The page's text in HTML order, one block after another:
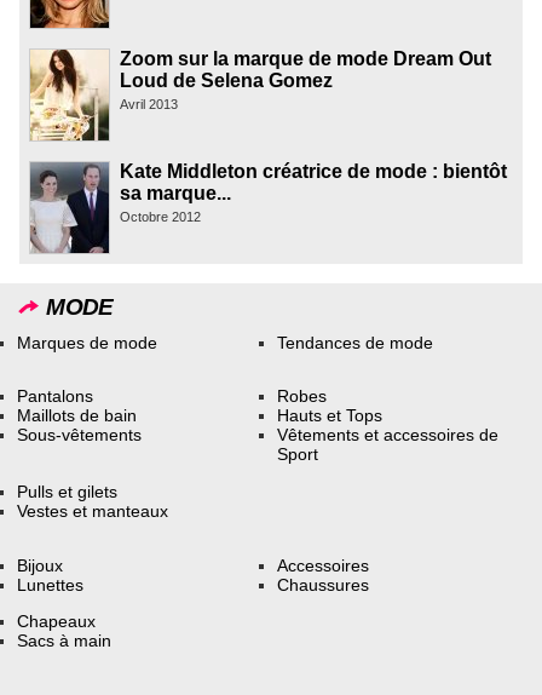
Zoom sur la marque de mode Dream Out
Loud de Selena Gomez
Avril 2013
Kate Middleton créatrice de mode : bientôt
sa marque...
Octobre 2012
MODE
Marques de mode Tendances de mode
Pantalons
Maillots de bain
Sous-vêtements
Robes
Hauts et Tops
Vêtements et accessoires de
Sport
Pulls et gilets
Vestes et manteaux
Bijoux
Lunettes
Accessoires
Chaussures
Chapeaux
Sacs à main